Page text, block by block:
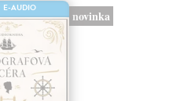
E-AUDIO
novinka